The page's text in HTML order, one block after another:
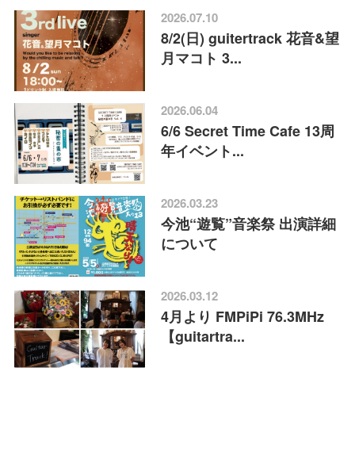
2026.07.10
8/2(日) guitertrack 花音&望
月マコト 3...
2026.06.04
6/6 Secret Time Cafe 13周
年イベント...
2026.03.23
今池“遊覧”音楽祭 出演詳細
について
2026.03.12
4月より FMPiPi 76.3MHz
【guitartra...